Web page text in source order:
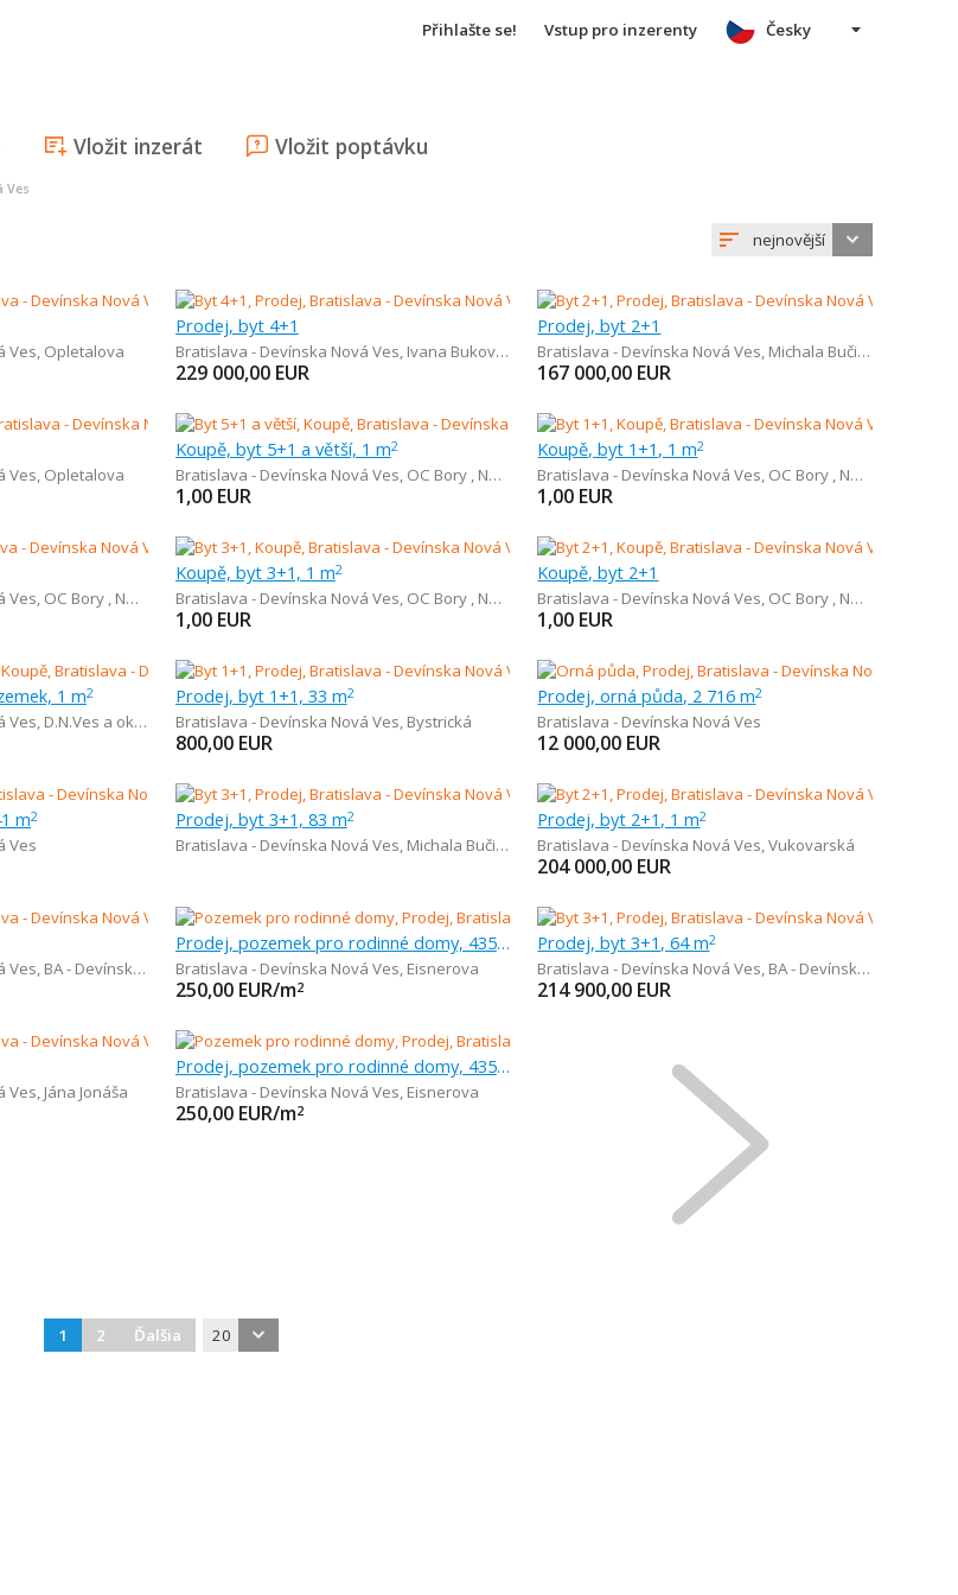
Přihlašte se! Vstup pro inzerenty
Vložit inzerát Vložit poptávku
Česky
Ves
nejnovější
Ves, Opletalova
Prodej, byt 4+1
Bratislava - Devínska Nová Ves, Ivana Bukovčana
229 000,00 EUR
Prodej, byt 2+1
Bratislava - Devínska Nová Ves, Michala Bučiča
167 000,00 EUR
Ves, Opletalova
Koupě, byt 5+1 a větší, 1 m2
Bratislava - Devínska Nová Ves, OC Bory , Nemocnica Bory
1,00 EUR
Koupě, byt 1+1, 1 m2
Bratislava - Devínska Nová Ves, OC Bory , Nemocnica Bory
1,00 EUR
Ves, OC Bory , Nemocnica Bory
Koupě, byt 3+1, 1 m2
Bratislava - Devínska Nová Ves, OC Bory , Nemocnica Bory
1,00 EUR
Koupě, byt 2+1
Bratislava - Devínska Nová Ves, OC Bory , Nemocnica Bory
1,00 EUR
1 m2
Ves, D.N.Ves a okolie
Prodej, byt 1+1, 33 m2
Bratislava - Devínska Nová Ves, Bystrická
800,00 EUR
Prodej, orná půda, 2 716 m2
Bratislava - Devínska Nová Ves
12 000,00 EUR
m2
Ves
Prodej, byt 3+1, 83 m2
Bratislava - Devínska Nová Ves, Michala Bučiča
Prodej, byt 2+1, 1 m2
Bratislava - Devínska Nová Ves,Vukovarská
204 000,00 EUR
Ves, BA - Devínska Nová Ves
Prodej, pozemek pro rodinné domy, 435 m
Bratislava - Devínska Nová Ves, Eisnerova
250,00 EUR/m2
Prodej, byt 3+1, 64 m2
Bratislava - Devínska Nová Ves, BA - Devínska Nová Ves
214 900,00 EUR
Ves, Jána Jonáša
Prodej, pozemek pro rodinné domy, 435 m
Bratislava - Devínska Nová Ves, Eisnerova
250,00 EUR/m2
1 2 Ďalšia 20